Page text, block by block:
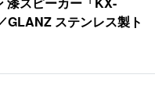
GLANZ ステンレス製ト